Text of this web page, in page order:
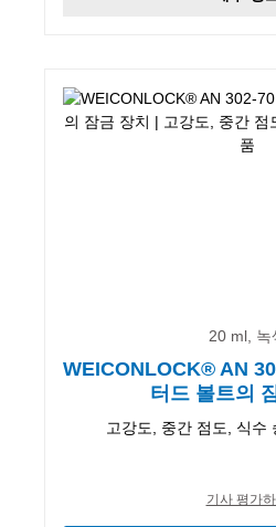
20 ml, 녹
WEICONLOCK® AN
터드 볼트의
고강도, 중간 점도, 식수
기사 평가